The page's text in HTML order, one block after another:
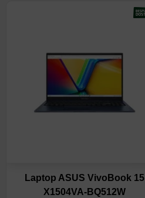
Laptop ASUS VivoBook 15
X1504VA-BQ512W